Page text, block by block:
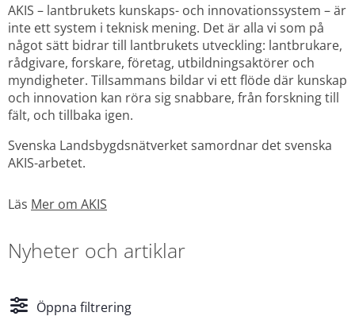
AKIS – lantbrukets kunskaps- och innovationssystem – är
inte ett system i teknisk mening. Det är alla vi som på
något sätt bidrar till lantbrukets utveckling: lantbrukare,
rådgivare, forskare, företag, utbildningsaktörer och
myndigheter. Tillsammans bildar vi ett flöde där kunskap
och innovation kan röra sig snabbare, från forskning till
fält, och tillbaka igen.
Svenska Landsbygdsnätverket samordnar det svenska
AKIS-arbetet.
Läs Mer om AKIS
Nyheter och artiklar
Öppna filtrering